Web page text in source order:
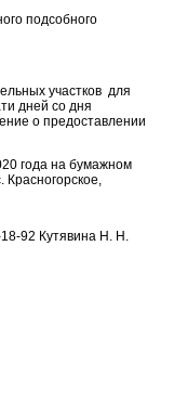
подсобного
участков для
дней со дня
о предоставлении
года на бумажном
Красногорское,
92 Кутявина Н. Н.